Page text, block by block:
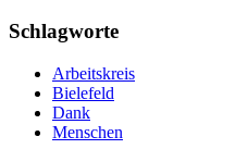
Schlagworte
Arbeitskreis
Bielefeld
Dank
Menschen